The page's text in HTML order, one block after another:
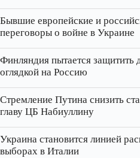
Бывшие европейские и
переговоры о войне в Украине
Финляндия пытается защитить
оглядкой на Россию
Стремление Путина снизить
главу ЦБ Набиуллину
Украина становится линией
выборах в Италии